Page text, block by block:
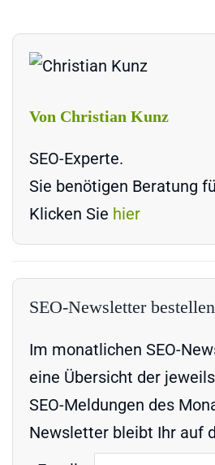
Von Christian Kunz
SEO-Experte.
Sie benötigen Beratung
Klicken Sie hier
SEO-Newsletter bestellen
Im monatlichen SEO-
eine Übersicht der
SEO-Meldungen des
Newsletter bleibt Ihr auf